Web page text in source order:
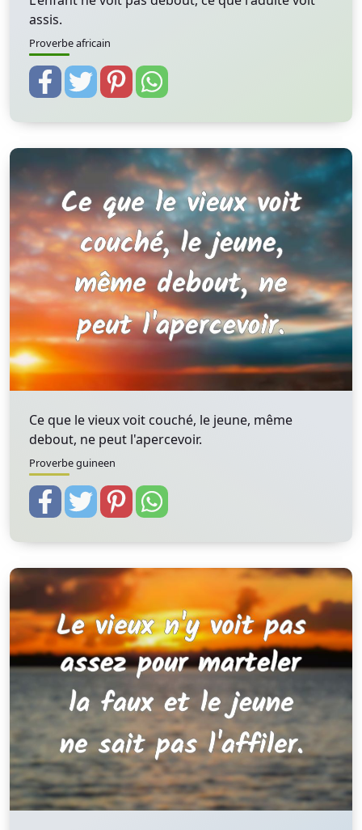
assis.
Proverbe africain
Ce que le vieux voit couché, le jeune, même
debout, ne peut l'apercevoir.
Proverbe guineen